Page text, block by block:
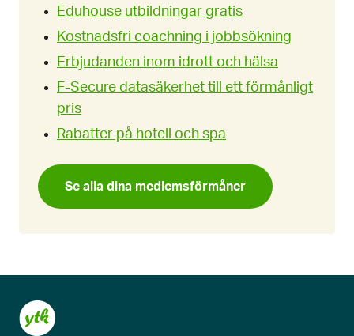
Eduhouse utbildningar gratis
Kostnadsfri coachning i jobbsökning
Erbjudanden inom idrott och hälsa
F-Secure datasäkerhet till ett förmånligt
pris
Rabatter på hotell och spa
Se alla dina medlems­förmåner